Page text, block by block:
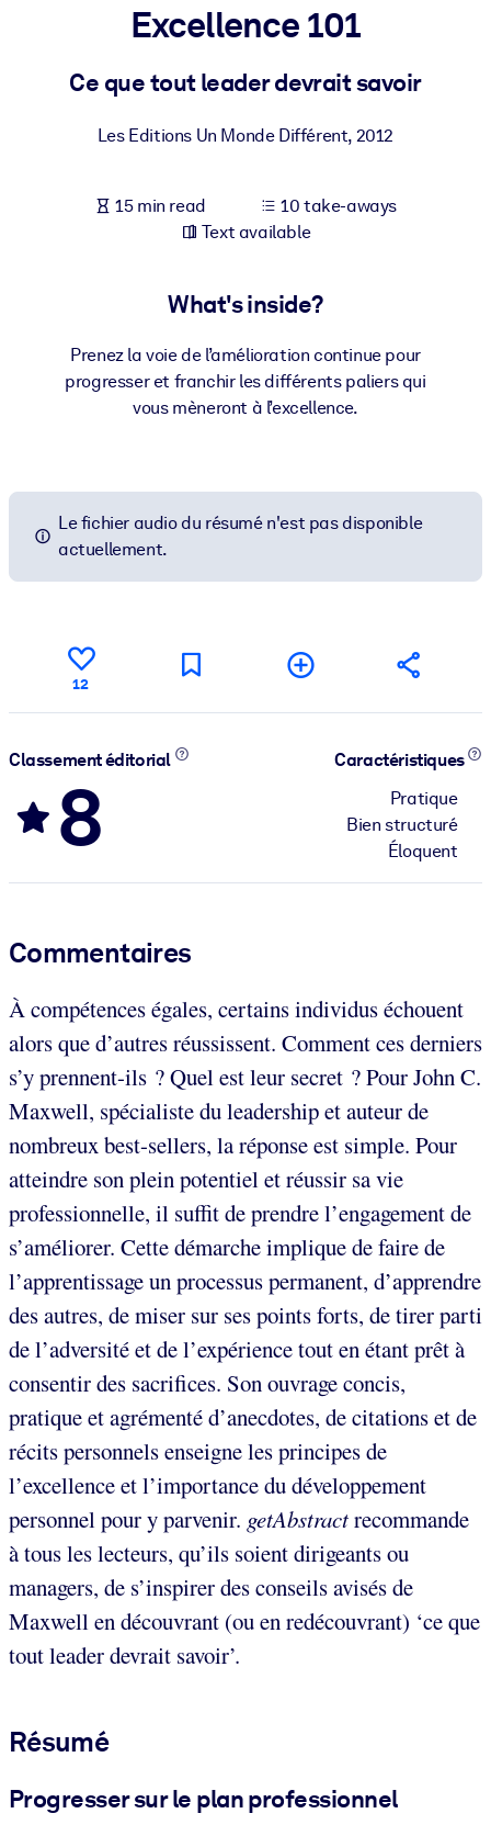
For LMS/LXP
learning results.
Enrich your corporate library with trusted, ready-to-use business
Fuel your AI systems with reliable, structured knowledge to
Excellence 101
Ce que tout leader devrait savoir
Les Editions Un Monde Différent, 2012
15 min read
10 take-aways
Text available
What's inside?
Prenez la voie de l’amélioration continue pour
progresser et franchir les différents paliers qui
vous mèneront à l’excellence.
Le fichier audio du résumé n'est pas disponible
actuellement.
12
Classement éditorial
8
Caractéristiques
Pratique
Bien structuré
Éloquent
Commentaires
À compétences égales, certains individus échouent
alors que d’autres réussissent. Comment ces derniers
s’y prennent-ils ? Quel est leur secret ? Pour John C.
Maxwell, spécialiste du leadership et auteur de
nombreux best-sellers, la réponse est simple. Pour
atteindre son plein potentiel et réussir sa vie
professionnelle, il suffit de prendre l’engagement de
s’améliorer. Cette démarche implique de faire de
l’apprentissage un processus permanent, d’apprendre
des autres, de miser sur ses points forts, de tirer parti
de l’adversité et de l’expérience tout en étant prêt à
consentir des sacrifices. Son ouvrage concis,
pratique et agrémenté d’anecdotes, de citations et de
récits personnels enseigne les principes de
l’excellence et l’importance du développement
personnel pour y parvenir. getAbstractrecommande
à tous les lecteurs, qu’ils soient dirigeants ou
managers, de s’inspirer des conseils avisés de
Maxwell en découvrant (ou en redécouvrant) ‘ce que
tout leader devrait savoir’.
Résumé
Progresser sur le plan professionnel